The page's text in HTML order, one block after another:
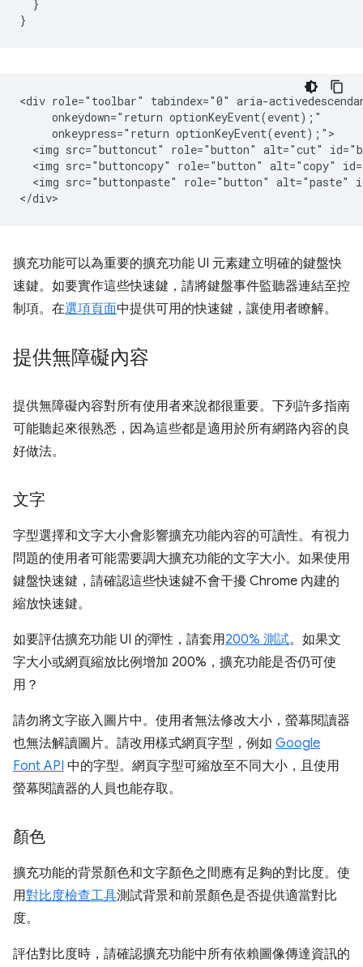
}
}
<div role="toolbar" tabindex="0" aria-
     onkeydown="return optionKeyEvent(event);"
     onkeypress="return optionKeyEvent(event);">
<img src="buttoncut" role="button" alt="cut"
<img src="buttoncopy" role="button" alt="copy"
<img src="buttonpaste" role="button" alt="paste"
擴充功能可以為重要的擴充功能 UI 元素建立明確的鍵盤快
速鍵。如要實作這些快速鍵，請將鍵盤事件監聽器連結至控
制項。在選項頁面中提供可用的快速鍵，讓使用者瞭解。
提供無障礙內容
提供無障礙內容對所有使用者來說都很重要。下列許多指南
可能聽起來很熟悉，因為這些都是適用於所有網路內容的良
好做法。
文字
字型選擇和文字大小會影響擴充功能內容的可讀性。有視力
問題的使用者可能需要調大擴充功能的文字大小。如果使用
鍵盤快速鍵，請確認這些快速鍵不會干擾 Chrome 內建的
縮放快速鍵。
如要評估擴充功能 UI 的彈性，請套用200% 測試。如果文
字大小或網頁縮放比例增加 200%，擴充功能是否仍可使
用？
請勿將文字嵌入圖片中。使用者無法修改大小，螢幕閱讀器
也無法解讀圖片。請改用樣式網頁字型，例如 Google
Font API 中的字型。網頁字型可縮放至不同大小，且使用
螢幕閱讀器的人員也能存取。
顏色
擴充功能的背景顏色和文字顏色之間應有足夠的對比度。使
用對比度檢查工具測試背景和前景顏色是否提供適當對比
度。
評估對比度時，請確認擴充功能中所有依賴圖像傳達資訊的